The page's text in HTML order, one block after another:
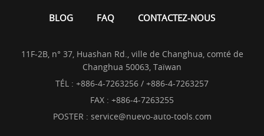
BLOG FAQ CONTACTEZ-NOUS
11F-2B, n° 37, Huashan Rd., ville de Changhua, comté de
Changhua 50063, Taïwan
TÉL : +886-4-7263256 / +886-4-7263257
FAX : +886-4-7263255
POSTER : service@nuevo-auto-tools.com